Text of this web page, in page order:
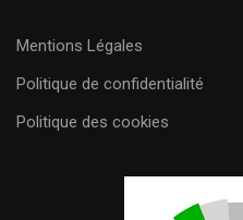
Mentions Légales
Politique de confidentialité
Politique des cookies